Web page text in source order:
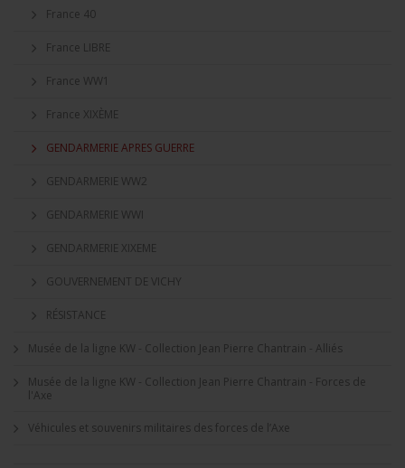
France 40
France LIBRE
France WW1
France XIXÈME
GENDARMERIE APRES GUERRE
GENDARMERIE WW2
GENDARMERIE WWI
GENDARMERIE XIXEME
GOUVERNEMENT DE VICHY
RÉSISTANCE
Musée de la ligne KW - Collection Jean Pierre Chantrain - Alliés
Musée de la ligne KW - Collection Jean Pierre Chantrain - Forces de
l'Axe
Véhicules et souvenirs militaires des forces de l’Axe